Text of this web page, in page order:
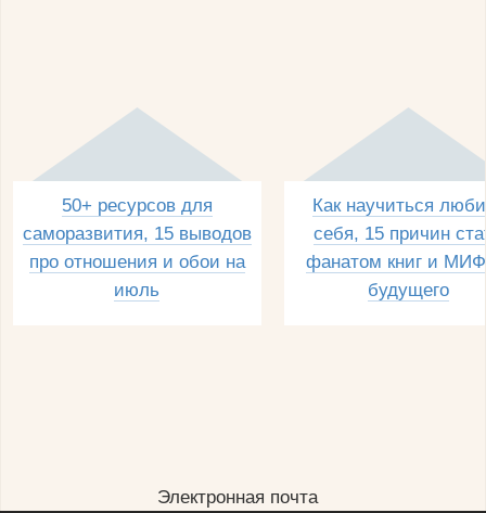
50+ ресурсов для
саморазвития, 15 выводов
про отношения и обои на
июль
Как научиться
себя, 15 причин
фанатом книг и
будущего
Электронная почта